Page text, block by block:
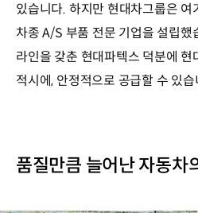
있습니다. 하지만 현대차그룹은 여
차종 A/S 부품 전문 기업을 설립했
라인을 갖춘 현대파텍스 덕분에
적시에, 안정적으로 공급할 수 있습
품질만큼 늘어난 자동차